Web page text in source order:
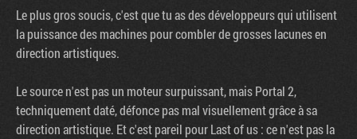
Le plus gros soucis, c'est que tu as des développeurs qui utilisent
la puissance des machines pour combler de grosses lacunes en
direction artistiques.
Le source n'est pas un moteur surpuissant, mais Portal 2,
techniquement daté, défonce pas mal visuellement grâce à sa
direction artistique. Et c'est pareil pour Last of us : ce n'est pas la